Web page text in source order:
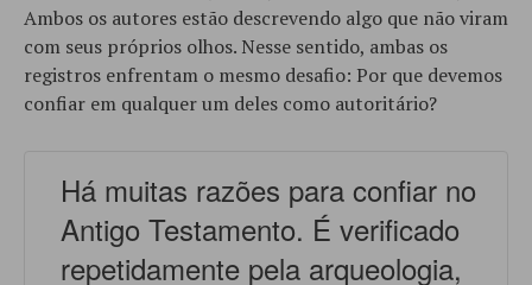
Ambos os autores estão descrevendo algo que não viram
com seus próprios olhos. Nesse sentido, ambas os
registros enfrentam o mesmo desafio: Por que devemos
confiar em qualquer um deles como autoritário?
Há muitas razões para confiar no
Antigo Testamento. É verificado
repetidamente pela arqueologia,